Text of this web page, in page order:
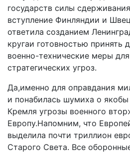
государств силы
вступление Финляндии и
ответила созданием
кругаи готовностью принять
военно-технические меры
стратегических угроз.
Да,именно для оправдания
и понабилась шумиха о
Кремля угрозы военного
Европу.Напомним, что
выделила почти триллион
Старого Света. Все